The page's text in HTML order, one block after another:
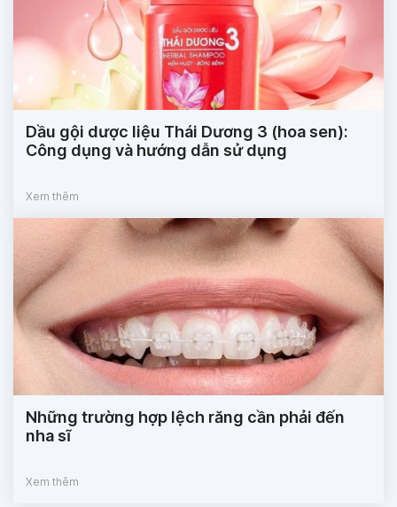
Dầu gội dược liệu Thái Dương 3 (hoa sen):
Công dụng và hướng dẫn sử dụng
Xem thêm
Những trường hợp lệch răng cần phải đến
nha sĩ
Xem thêm